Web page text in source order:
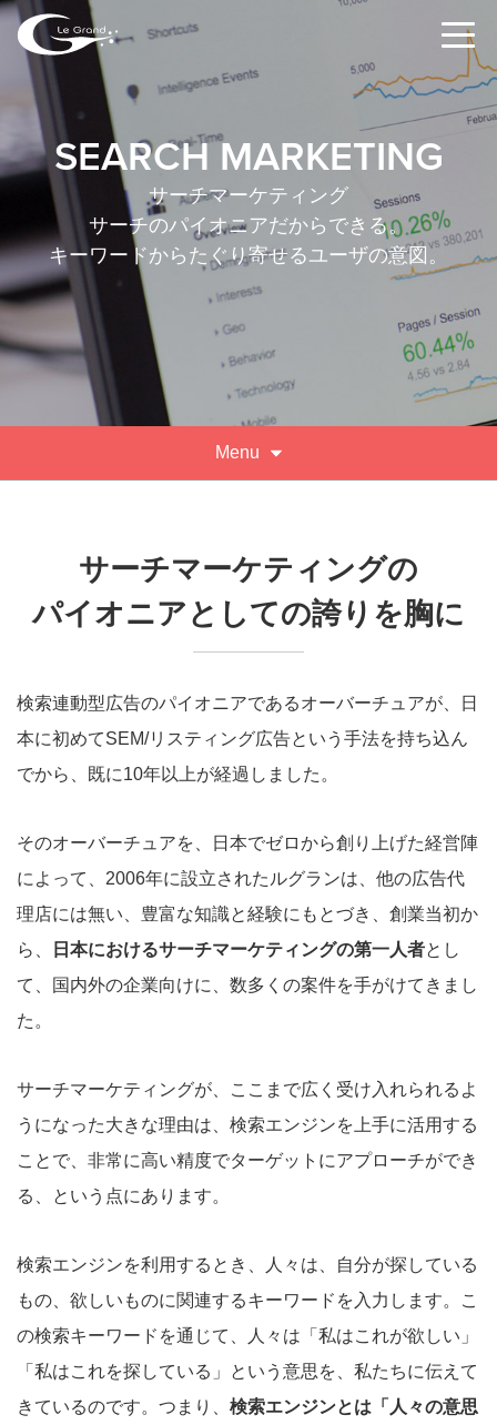
SEARCH MARKETING
サーチマーケティング
サーチのパイオニアだからできる。
キーワードからたぐり寄せるユーザの意図。
Menu
サーチマーケティングの
パイオニアとしての誇りを胸に
検索連動型広告のパイオニアであるオーバーチュアが、日
本に初めてSEM/リスティング広告という手法を持ち込ん
でから、既に10年以上が経過しました。
そのオーバーチュアを、日本でゼロから創り上げた経営陣
によって、2006年に設立されたルグランは、他の広告代
理店には無い、豊富な知識と経験にもとづき、創業当初か
ら、
日本におけるサーチマーケティングの第一人者とし
て、国内外の企業向けに、数多くの案件を手がけてきまし
た。
サーチマーケティングが、ここまで広く受け入れられるよ
うになった大きな理由は、検索エンジンを上手に活用する
ことで、非常に高い精度でターゲットにアプローチができ
る、という点にあります。
検索エンジンを利用するとき、人々は、自分が探している
もの、欲しいものに関連するキーワードを入力します。こ
の検索キーワードを通じて、人々は「私はこれが欲しい」
「私はこれを探している」という意思を、私たちに伝えて
きているのです。つまり、 検索エンジンとは「人々の意思